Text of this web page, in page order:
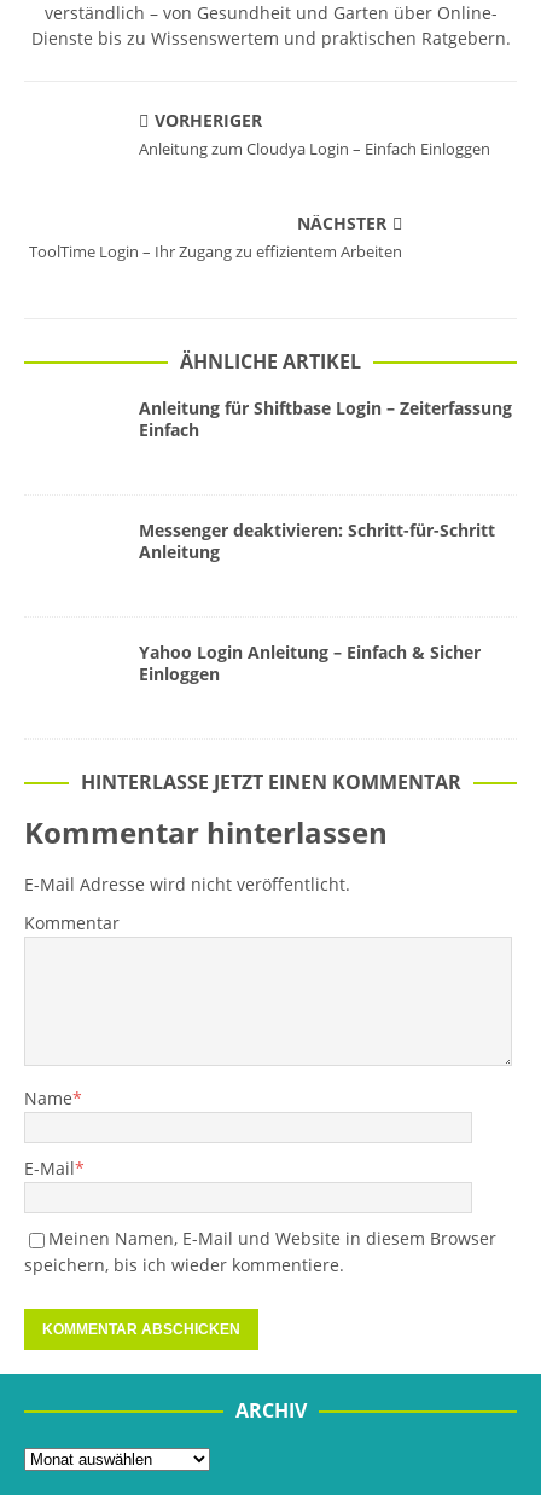
verständlich – von Gesundheit und Garten über Online-
Dienste bis zu Wissenswertem und praktischen Ratgebern.
VORHERIGER
Anleitung zum Cloudya Login – Einfach Einloggen
NÄCHSTER
ToolTime Login – Ihr Zugang zu effizientem Arbeiten
ÄHNLICHE ARTIKEL
Anleitung für Shiftbase Login – Zeiterfassung
Einfach
Messenger deaktivieren: Schritt-für-Schritt
Anleitung
Yahoo Login Anleitung – Einfach & Sicher
Einloggen
HINTERLASSE JETZT EINEN KOMMENTAR
Kommentar hinterlassen
E-Mail Adresse wird nicht veröffentlicht.
Kommentar
Name*
E-Mail*
Meinen Namen, E-Mail und Website in diesem Browser
speichern, bis ich wieder kommentiere.
ARCHIV